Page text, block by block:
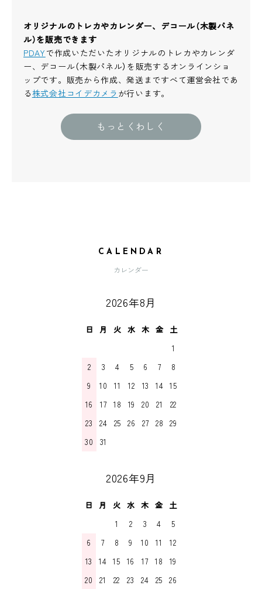
オリジナルのトレカやカレンダー、デコール（木製パネ
ル）を販売できます
PDAY で作成いただいたオリジナルのトレカやカレンダ
ー、デコール（木製パネル）を販売するオンラインショ
ップです。販売から作成、発送まですべて運営会社であ
る株式会社コイデカメラ が行います。
もっとくわしく
CALENDAR
カレンダー
2026年8月
日 月 火 水 木 金 土
1
2
3 4 5 6 7
8
9
10 11 12 13 14 15
16
17 18 19 20 21
22
23
24 25 26 27 28
29
30
31
2026年9月
日 月 火 水 木 金 土
1
2 3 4
5
6
7 8 9 10 11
12
13
14 15 16 17 18
19
20
21 22 23 24 25
26